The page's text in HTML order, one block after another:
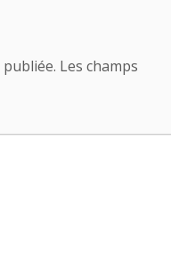
Les champs